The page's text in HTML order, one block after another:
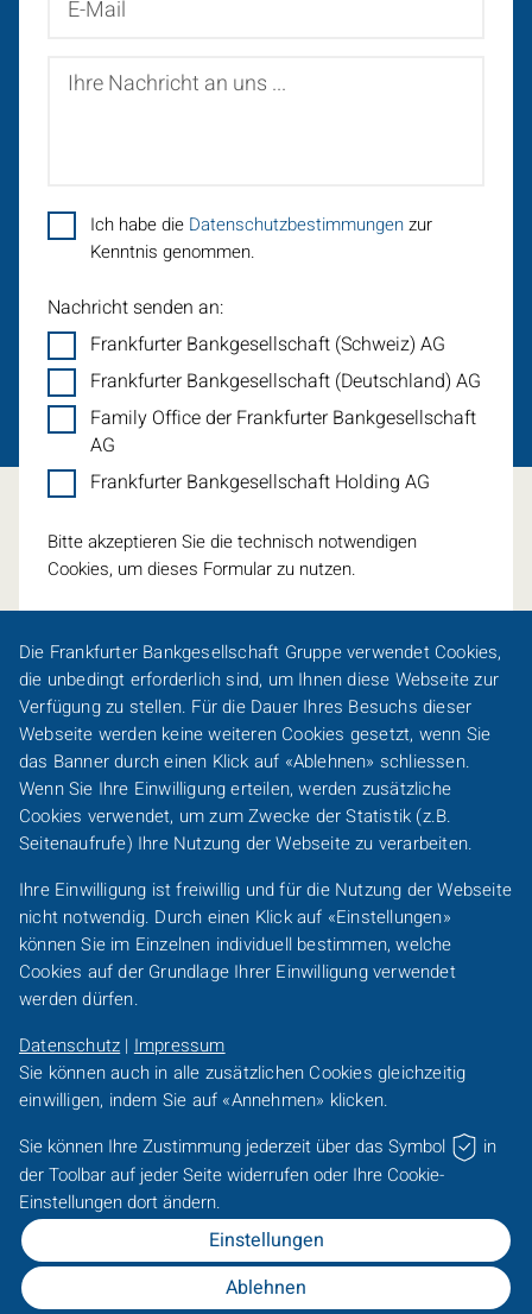
Die Frankfurter Bankgesellschaft Gruppe verwendet Cookies,
die unbedingt erforderlich sind, um Ihnen diese Webseite zur
Verfügung zu stellen. Für die Dauer Ihres Besuchs dieser
Webseite werden keine weiteren Cookies gesetzt, wenn Sie
das Banner durch einen Klick auf «Ablehnen» schliessen.
Wenn Sie Ihre Einwilligung erteilen, werden zusätzliche
Cookies verwendet, um zum Zwecke der Statistik (z.B.
Seitenaufrufe) Ihre Nutzung der Webseite zu verarbeiten.
Ihre Einwilligung ist freiwillig und für die Nutzung der Webseite
nicht notwendig. Durch einen Klick auf «Einstellungen»
können Sie im Einzelnen individuell bestimmen, welche
Cookies auf der Grundlage Ihrer Einwilligung verwendet
werden dürfen.
Datenschutz | Impressum
Sie können auch in alle zusätzlichen Cookies gleichzeitig
einwilligen, indem Sie auf «Annehmen» klicken.
Sie können Ihre Zustimmung jederzeit über das Symbol
in
derToolbarauf jeder Seite widerrufen oder Ihre Cookie-
Einstellungen dort ändern.
Einstellungen
Ablehnen
Mail
Nachricht
Ich habe die Datenschutzbestimmungenzur
Kenntnis genommen.
Nachricht senden an:
Frankfurter Bankgesellschaft (Schweiz) AG
Frankfurter Bankgesellschaft (Deutschland) AG
Family Office der Frankfurter Bankgesellschaft
AG
Frankfurter Bankgesellschaft Holding AG
Bitte akzeptieren Sie die technisch notwendigen
Cookies, um dieses Formular zu nutzen.
Eine Spur persönlicher
Footer-
Line-
DACH
/
FO
Karriere Presse Sitemap Barrierefreiheit
Kundeninformationen Impressum Datenschutz
Footer-
DACH
/
Frankfurter Bankgesellschaft Gruppe
Frankfurter Bankgesellschaft (Deutschland)AG
Family Office der Frankfurter Bankgesellschaft
IMAPM&AConsultants AG
Frankfurter BankgesellschaftHolding AG
Für Beraterinnen und Berater der Sparkassen
Sparkassen-Portal